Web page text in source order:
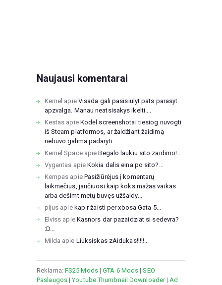
Naujausi komentarai
Kernel apie Visada gali pasisiulyt pats parasyt
apzvalga. Manau neatsisakys ikelti....
Kestas apie Kodėl screenshotai tiesiog nuvogti
iš Steam platformos, ar žaidžiant žaidimą
nebuvo galima padaryti ...
Kernel SpaceapieBegalo laukiu sito zaidimo!...
Vygantas apieKokia dalis eina po sito?...
Kempas apie Pasižiūrėjus į komentarų
laikmečius, jaučiuosi kaip koks mažas vaikas
arba dešimt metų buvęs užšaldy...
pijus apie kap r žaisti per xbosa Gata 5...
Elviss apie Kasnors dar pazaidziat si sedevra?
:D...
Milda apie Liuksiskas zAidukas!!!!!...
Reklama: FS25 Mods|GTA 6 Mods |SEO
Paslaugos|Youtube Thumbnail Downloader|Ad